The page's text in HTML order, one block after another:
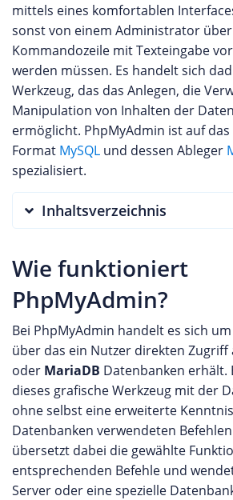
mittels eines komfortablen
sonst von einem Administrator
Kommandozeile mit Texteingabe
werden müssen. Es handelt sich
Werkzeug, das das Anlegen, die
Manipulation von Inhalten der
ermöglicht. PhpMyAdmin ist auf
Format MySQL und dessen Ableger
spezialisiert.
Inhaltsverzeichnis
Wie funktioniert
PhpMyAdmin?
Bei PhpMyAdmin handelt es sich
über das ein Nutzer direkten Zugriff
oder MariaDB Datenbanken erhält.
dieses grafische Werkzeug mit der
ohne selbst eine erweiterte
Datenbanken verwendeten
übersetzt dabei die gewählte
entsprechenden Befehle und
Server oder eine spezielle